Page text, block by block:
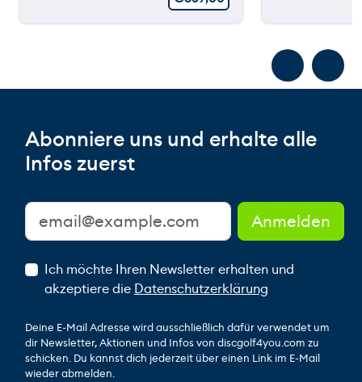
Abonniere uns und erhalte alle
Infos zuerst
Ich möchte Ihren Newsletter erhalten und
akzeptiere die Datenschutzerklärung
Deine E-Mail Adresse wird ausschließlich dafür verwendet um
dir Newsletter, Aktionen und Infos von discgolf4you.com zu
schicken. Du kannst dich jederzeit über einen Link im E-Mail
wieder abmelden.